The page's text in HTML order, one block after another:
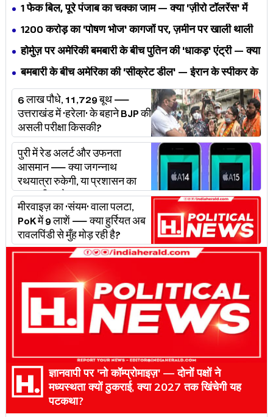
की जंग अब छुपेगी कैसे?
1 फेक बिल, पूरे पंजाब का चक्का जाम — क्या 'ज़ीरो टॉलरेंस' में
अपनी ही यूनियनों से घिर गए भगवंत मान?
₹1200 करोड़ का 'पोषण भोज' कागजों पर, ज़मीन पर खाली थाली
— MP के बच्चों का निवाला कौन निगल रहा है?
होर्मुज़ पर अमेरिकी बमबारी के बीच पुतिन की 'धाकड़' एंट्री — क्या
ट्रंप-ईरान की जंग अब महायुद्ध बनेगी?
बमबारी के बीच अमेरिका की 'सीक्रेट डील' — ईरान के स्पीकर के
खुलासे ने असली खेल बेनक़ाब किया?
6 लाख पौधे, 11,729 बूथ —
उत्तराखंड में 'हरेला' के बहाने BJP की
असली परीक्षा किसकी?
पुरी में रेड अलर्ट और उफनता
आसमान — क्या जगन्नाथ
रथयात्रा रुकेगी, या प्रशासन का
'प्लान बी' चलेगा?
मीरवाइज़ का 'संयम' वाला पलटा,
PoK में 9 लाशें — क्या हुर्रियत अब
रावलपिंडी से मुँह मोड़ रही है?
ज्ञानवापी पर 'नो कॉम्प्रोमाइज़' — दोनों पक्षों ने
मध्यस्थता क्यों ठुकराई, क्या 2027 तक खिंचेगी यह
पटकथा?